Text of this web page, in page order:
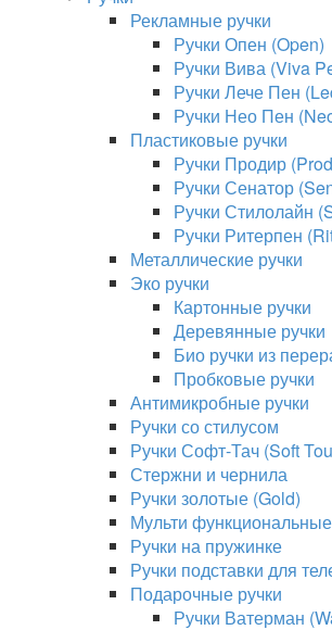
Рекламные ручки
Ручки Опен (Open)
Ручки Вива (Viva
Ручки Лече Пен
Ручки Нео Пен
Пластиковые ручки
Ручки Продир
Ручки Сенатор
Ручки Стилолайн
Ручки Ритерпен
Металлические ручки
Эко ручки
Картонные ручки
Деревянные ручки
Био ручки из
Пробковые ручки
Антимикробные ручки
Ручки со стилусом
Ручки Софт-Тач (Soft
Стержни и чернила
Ручки золотые (Gold)
Мульти
Ручки на пружинке
Ручки подставки для
Подарочные ручки
Ручки Ватерман